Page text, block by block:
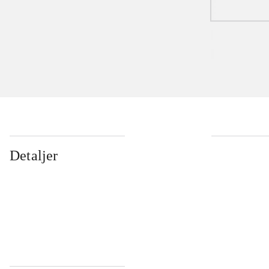
Detaljer